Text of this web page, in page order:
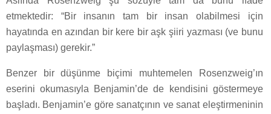
etmektedir: “Bir insanın tam bir insan olabilmesi için
hayatında en azından bir kere bir aşk şiiri yazması (ve bunu
paylaşması) gerekir.”
Benzer bir düşünme biçimi muhtemelen Rosenzweig’ın
eserini okumasıyla Benjamin’de de kendisini göstermeye
başladı. Benjamin’e göre sanatçının ve sanat eleştirmeninin